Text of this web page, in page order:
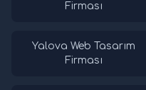
Firması
Yalova Web Tasarım
Firması